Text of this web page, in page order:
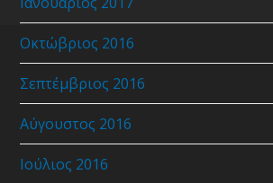
Οκτώβριος 2016
Σεπτέμβριος 2016
Αύγουστος 2016
Ιούλιος 2016